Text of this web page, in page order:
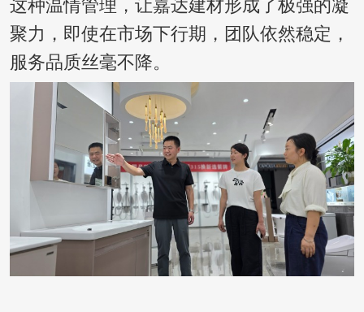
这种温情管理，让嘉达建材形成了极强的凝
聚力，即使在市场下行期，团队依然稳定，
服务品质丝毫不降。